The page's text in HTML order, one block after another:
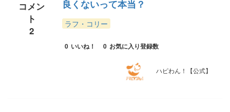
コメン
ト
2
良くないって本当？
ラフ・コリー
0 いいね！ 0 お気に入り登録数
ハピわん！【公式】